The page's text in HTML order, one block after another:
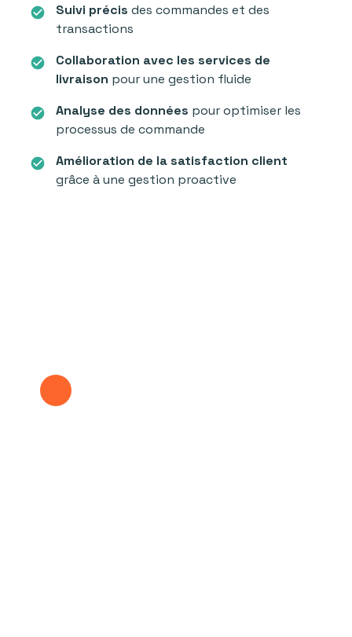
check_circle Suivi précisdes commandes et des
transactions
check_circle
Collaboration avec les services de
livraison pour une gestion fluide
check_circle Analyse des données pour optimiser les
processus de commande
check_circle
Amélioration de la satisfaction client
grâce à une gestion proactive